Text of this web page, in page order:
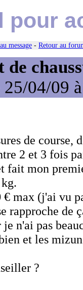
pour
message - Retour au
04/09
de course,
2 et 3 fois
fait mon
max (j'ai vu
rapproche de
n'ai pas
et les
?